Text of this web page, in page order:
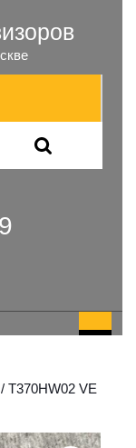
/ T370HW02 VE